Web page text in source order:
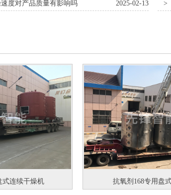
奖
2025-02-13
度对产品质量有影响吗 >
式连续干燥机 抗氧剂168专用盘